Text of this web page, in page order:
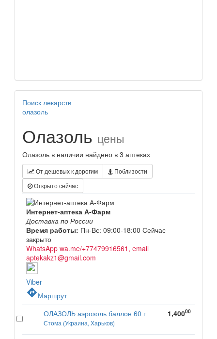
Поиск лекарств
олазоль
Олазоль цены
Олазоль в наличии найдено в 3 аптеках
От дешевых к дорогим
Поблизости
Открыто сейчас
Интернет-аптека А-Фарм
Доставка по России
Время работы: Пн-Вс: 09:00-18:00 Сейчас
закрыто
WhatsApp wa.me/+77479916561, email
aptekakz1@gmail.com
Viber
directionsМаршрут
ОЛАЗОЛЬ аэрозоль баллон 60 г
Стома (Украина, Харьков)
1,40000